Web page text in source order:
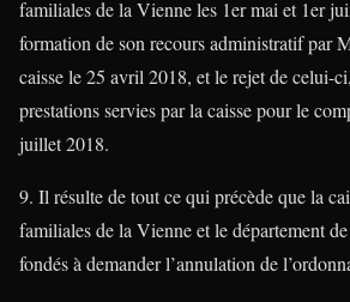
familiales de la Vienne les 1er mai et 1er
formation de son recours administratif par
caisse le 25 avril 2018, et le rejet de celui-
prestations servies par la caisse pour le
juillet 2018.
9. Il résulte de tout ce qui précède que la
familiales de la Vienne et le département
fondés à demander l’annulation de